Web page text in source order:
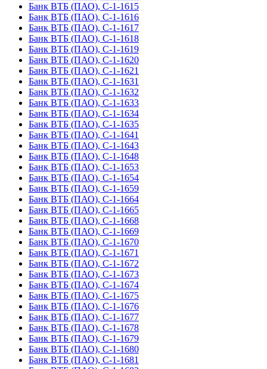
Банк ВТБ (ПАО), С-1-1615
Банк ВТБ (ПАО), С-1-1616
Банк ВТБ (ПАО), С-1-1617
Банк ВТБ (ПАО), С-1-1618
Банк ВТБ (ПАО), С-1-1619
Банк ВТБ (ПАО), С-1-1620
Банк ВТБ (ПАО), С-1-1621
Банк ВТБ (ПАО), С-1-1631
Банк ВТБ (ПАО), С-1-1632
Банк ВТБ (ПАО), С-1-1633
Банк ВТБ (ПАО), С-1-1634
Банк ВТБ (ПАО), С-1-1635
Банк ВТБ (ПАО), С-1-1641
Банк ВТБ (ПАО), С-1-1643
Банк ВТБ (ПАО), С-1-1648
Банк ВТБ (ПАО), С-1-1653
Банк ВТБ (ПАО), С-1-1654
Банк ВТБ (ПАО), С-1-1659
Банк ВТБ (ПАО), С-1-1664
Банк ВТБ (ПАО), С-1-1665
Банк ВТБ (ПАО), С-1-1668
Банк ВТБ (ПАО), С-1-1669
Банк ВТБ (ПАО), С-1-1670
Банк ВТБ (ПАО), С-1-1671
Банк ВТБ (ПАО), С-1-1672
Банк ВТБ (ПАО), С-1-1673
Банк ВТБ (ПАО), С-1-1674
Банк ВТБ (ПАО), С-1-1675
Банк ВТБ (ПАО), С-1-1676
Банк ВТБ (ПАО), С-1-1677
Банк ВТБ (ПАО), С-1-1678
Банк ВТБ (ПАО), С-1-1679
Банк ВТБ (ПАО), С-1-1680
Банк ВТБ (ПАО), С-1-1681